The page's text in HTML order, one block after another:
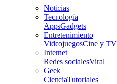
Noticias
Tecnología
AppsGadgets
Entretenimiento
VideojuegosCine y TV
Internet
Redes socialesViral
Geek
CienciaTutoriales